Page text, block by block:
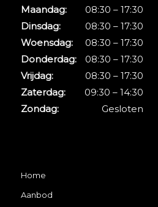
Maandag:
08:30 – 17:30
Dinsdag:
08:30 – 17:30
Woensdag:
08:30 – 17:30
Donderdag:
08:30 – 17:30
Vrijdag:
08:30 – 17:30
Zaterdag:
09:30 – 14:30
Zondag:
Gesloten
Home
Aanbod